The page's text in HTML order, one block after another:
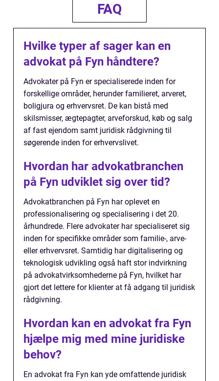
FAQ
Hvilke typer af sager kan en
advokat på Fyn håndtere?
Advokater på Fyn er specialiserede inden for
forskellige områder, herunder familieret, arveret,
boligjura og erhvervsret. De kan bistå med
skilsmisser, ægtepagter, arveforskud, køb og salg
af fast ejendom samt juridisk rådgivning til
søgerende inden for erhvervslivet.
Hvordan har advokatbranchen
på Fyn udviklet sig over tid?
Advokatbranchen på Fyn har oplevet en
professionalisering og specialisering i det 20.
århundrede. Flere advokater har specialiseret sig
inden for specifikke områder som familie-, arve-
eller erhvervsret. Samtidig har digitalisering og
teknologisk udvikling også haft stor indvirkning
på advokatvirksomhederne på Fyn, hvilket har
gjort det lettere for klienter at få adgang til juridisk
rådgivning.
Hvordan kan en advokat fra Fyn
hjælpe mig med mine juridiske
behov?
En advokat fra Fyn kan yde omfattende juridisk